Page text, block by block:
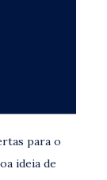
para o
ideia de